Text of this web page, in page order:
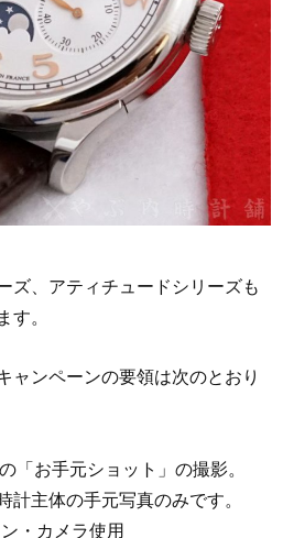
ズ、アティチュードシリーズも
。
ャンペーンの要領は次のとおり
「お手元ショット」の撮影。
主体の手元写真のみです。
・カメラ使用